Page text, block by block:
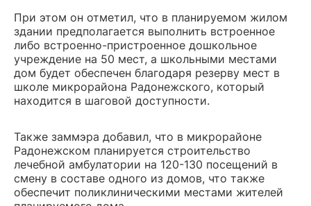
При этом он отметил, что в планируемом жилом
здании предполагается выполнить встроенное
либо встроенно-пристроенное дошкольное
учреждение на 50 мест, а школьными местами
дом будет обеспечен благодаря резерву мест в
школе микрорайона Радонежского, который
находится в шаговой доступности.
Также заммэра добавил, что в микрорайоне
Радонежском планируется строительство
лечебной амбулатории на 120-130 посещений в
смену в составе одного из домов, что также
обеспечит поликлиническими местами жителей